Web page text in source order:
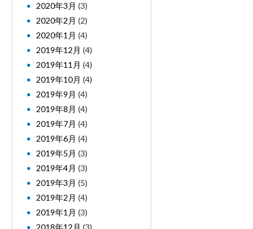
2020年3月 (3)
2020年2月 (2)
2020年1月 (4)
2019年12月 (4)
2019年11月 (4)
2019年10月 (4)
2019年9月 (4)
2019年8月 (4)
2019年7月 (4)
2019年6月 (4)
2019年5月 (3)
2019年4月 (3)
2019年3月 (5)
2019年2月 (4)
2019年1月 (3)
2018年12月 (3)